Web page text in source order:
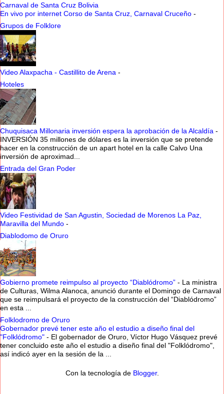
Carnaval de Santa Cruz Bolivia
En vivo por internet Corso de Santa Cruz, Carnaval Cruceño -
Grupos de Folklore
Video Alaxpacha - Castillito de Arena -
Hoteles
Chuquisaca Millonaria inversión espera la aprobación de la Alcaldía -
INVERSIÓN 35 millones de dólares es la inversión que se pretende
hacer en la construcción de un apart hotel en la calle Calvo Una
inversión de aproximad...
Entrada del Gran Poder
Video Festividad de San Agustin, Sociedad de Morenos La Paz,
Maravilla del Mundo -
Diablodomo de Oruro
Gobierno promete reimpulso al proyecto “Diablódromo” - La ministra
de Culturas, Wilma Alanoca, anunció durante el Domingo de Carnaval
que se reimpulsará el proyecto de la construcción del “Diablódromo”
en esta ...
Folklodromo de Oruro
Gobernador prevé tener este año el estudio a diseño final del
"Folklódromo" - El gobernador de Oruro, Víctor Hugo Vásquez prevé
tener concluido este año el estudio a diseño final del "Folklódromo",
así indicó ayer en la sesión de la ...
Con la tecnología de Blogger.